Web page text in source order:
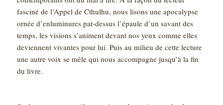
fasciné de l’Appel de Cthulhu, nous lisons une apocalypse
ornée d’enluminures par-dessus l’épaule d’un savant des
temps, les visions s’animent devant nos yeux comme elles
deviennent vivantes pour lui. Puis au milieu de cette lecture
une autre voix se mêle qui nous accompagne jusqu’à la fin
du livre.